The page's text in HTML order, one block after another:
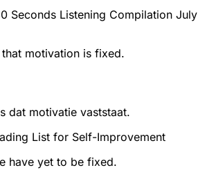
Seconds Listening Compilation July
motivation is fixed.
dat motivatie vaststaat.
List for Self-Improvement
have yet to be fixed.